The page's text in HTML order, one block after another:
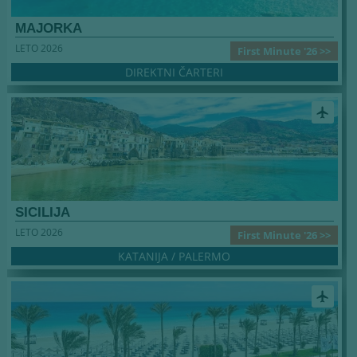
MAJORKA
First Minute '26 >>
LETO 2026
DIREKTNI ČARTERI
airplanemode_active
SICILIJA
First Minute '26 >>
LETO 2026
KATANIJA / PALERMO
airplanemode_active